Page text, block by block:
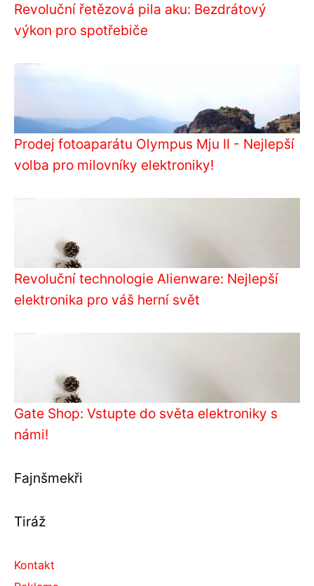
Revoluční řetězová pila aku: Bezdrátový
výkon pro spotřebiče
Prodej fotoaparátu Olympus Mju II - Nejlepší
volba pro milovníky elektroniky!
Revoluční technologie Alienware: Nejlepší
elektronika pro váš herní svět
Gate Shop: Vstupte do světa elektroniky s
námi!
Fajnšmekři
Tiráž
Kontakt